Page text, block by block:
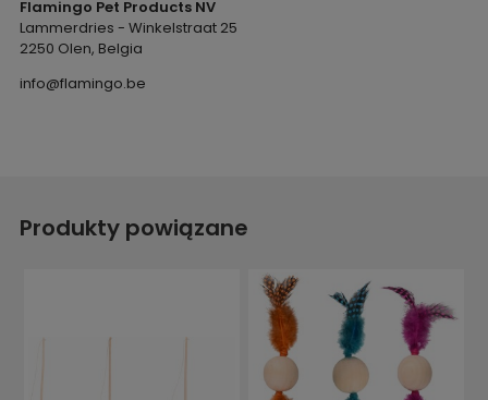
Flamingo Pet Products NV
Lammerdries - Winkelstraat 25
2250 Olen, Belgia
info@flamingo.be
Produkty powiązane